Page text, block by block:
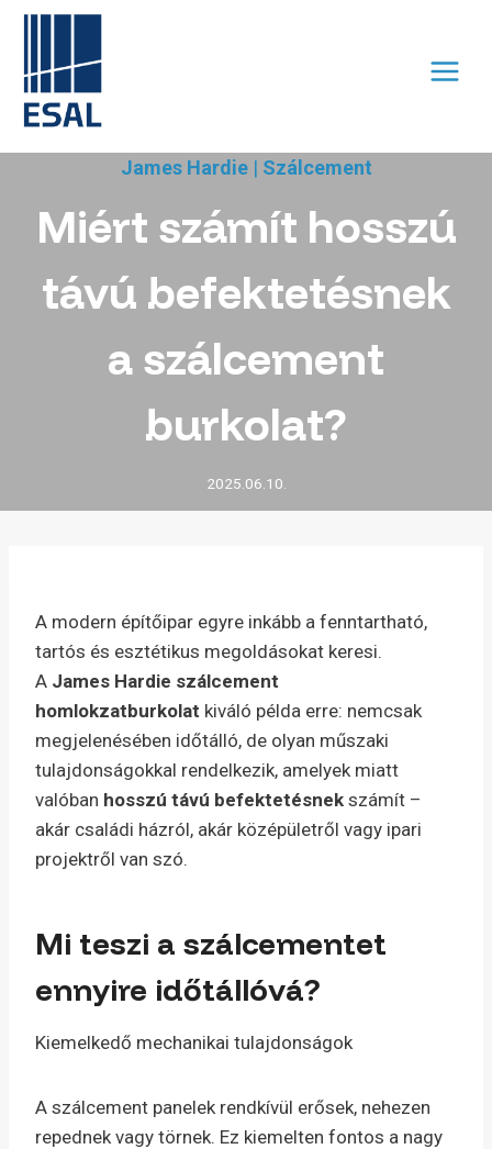
Skip
content
James Hardie| Szálcement
Miért számít hosszú
távú befektetésnek
a szálcement
burkolat?
2025.06.10.
A modern építőipar egyre inkább a fenntartható,
tartós és esztétikus megoldásokat keresi.
A James Hardie szálcement
homlokzatburkolat kiváló példa erre: nemcsak
megjelenésében időtálló, de olyan műszaki
tulajdonságokkal rendelkezik, amelyek miatt
valóban hosszú távú befektetésnek számít –
akár családi házról, akár középületről vagy ipari
projektről van szó.
Mi teszi a szálcementet
ennyire időtállóvá?
Kiemelkedő mechanikai tulajdonságok
A szálcement panelek rendkívül erősek, nehezen
repednek vagy törnek. Ez kiemelten fontos a nagy